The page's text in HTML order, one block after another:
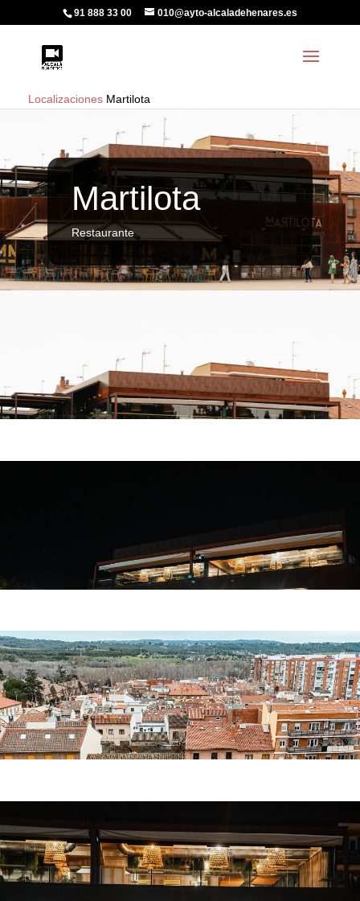
91 888 33 00 010@ayto-alcaladehenares.es
Localizaciones Martilota
Martilota
Restaurante